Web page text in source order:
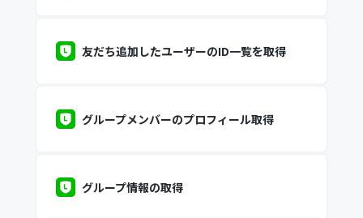
友だち追加したユーザーのID一覧を取得
グループメンバーのプロフィール取得
グループ情報の取得